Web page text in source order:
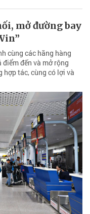
mở đường bay
cùng các hãng hàng
đến và mở rộng
hợp tác, cùng có lợi và